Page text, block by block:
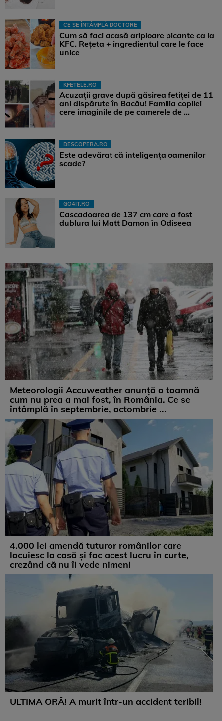
CE SE ÎNTÂMPLĂ DOCTORE
Cum să faci acasă aripioare picante ca la
KFC. Rețeta + ingredientul care le face
unice
KFETELE.RO
Acuzații grave după găsirea fetiței de 11
ani dispărute în Bacău! Familia copilei
cere imaginile de pe camerele de ...
DESCOPERA.RO
Este adevărat că inteligența oamenilor
scade?
GO4IT.RO
Cascadoarea de 137 cm care a fost
dublura lui Matt Damon în Odiseea
Meteorologii Accuweather anunță o toamnă
cum nu prea a mai fost, în România. Ce se
întâmplă în septembrie, octombrie ...
4.000 lei amendă tuturor românilor care
locuiesc la casă și fac acest lucru în curte,
crezând că nu îi vede nimeni
ULTIMA ORĂ! A murit într-un accident teribil!